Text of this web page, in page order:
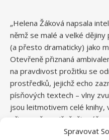
Spravovat
„Helena Žáková napsala
němž se malé a velké
(a přesto dramaticky) jako
Otevřeně přiznaná
na pravdivost prožitku se
prostředků, jejichž echo
písňových textech – vlny
jsou leitmotivem celé knihy,
přirozeně a svižně, čtenář
adrenalinovou jízdu spolu s